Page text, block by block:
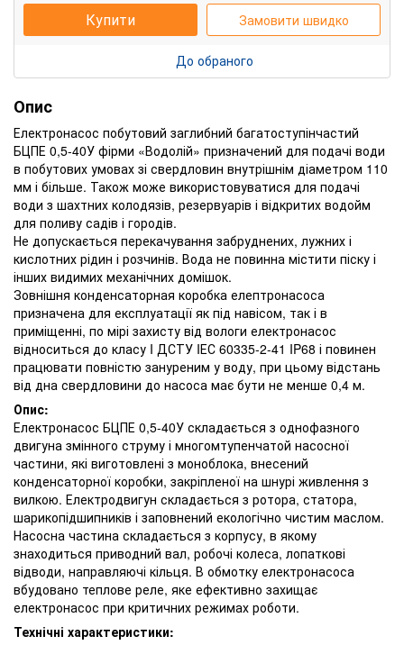
Купити Замовити швидко
До обраного
Опис
Електронасос побутовий заглибний багатоступінчастий
БЦПЕ 0,5-40У фірми «Водолій» призначений для подачі води
в побутових умовах зі свердловин внутрішнім діаметром 110
мм і більше. Також може використовуватися для подачі
води з шахтних колодязів, резервуарів і відкритих водойм
для поливу садів і городів.
Не допускається перекачування забруднених, лужних і
кислотних рідин і розчинів. Вода не повинна містити піску і
інших видимих ​​механічних домішок.
Зовнішня конденсаторная коробка елептронасоса
призначена для експлуатації як під навісом, так і в
приміщенні, по мірі захисту від вологи електронасос
відноситься до класу I ДСТУ IЕС 60335-2-41 IP68 і повинен
працювати повністю зануреним у воду, при цьому відстань
від дна свердловини до насоса має бути не менше 0,4 м.
Опис:
Електронасос БЦПЕ 0,5-40У складається з однофазного
двигуна змінного струму і многомтупенчатой ​​насосної
частини, які виготовлені з моноблока, внесений
конденсаторної коробки, закріпленої на шнурі живлення з
вилкою. Електродвигун складається з ротора, статора,
шарикопідшипників і заповнений екологічно чистим маслом.
Насосна частина складається з корпусу, в якому
знаходиться приводний вал, робочі колеса, лопаткові
відводи, направляючі кільця. В обмотку електронасоса
вбудовано теплове реле, яке ефективно захищає
електронасос при критичних режимах роботи.
Технічні характеристики: